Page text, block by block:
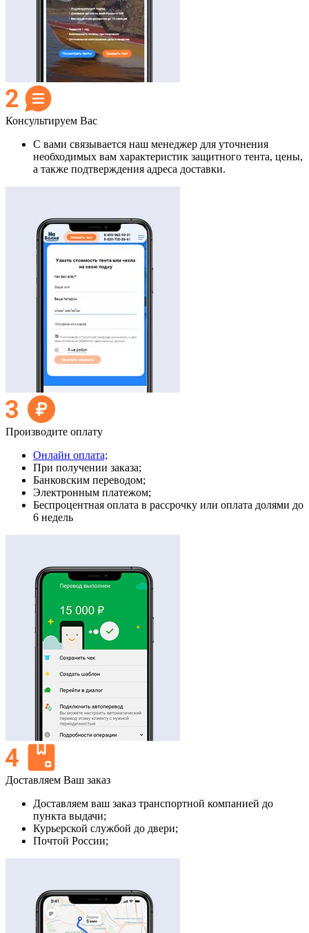
Консультируем Вас
С вами связывается наш менеджер для уточнения
необходимых вам характеристик защитного тента, цены,
а также подтверждения адреса доставки.
Производите оплату
Онлайн оплата;
При получении заказа;
Банковским переводом;
Электронным платежом;
Беспроцентная оплата в рассрочку или оплата долями до
6 недель
Доставляем Ваш заказ
Доставляем ваш заказ транспортной компанией до
пункта выдачи;
Курьерской службой до двери;
Почтой России;